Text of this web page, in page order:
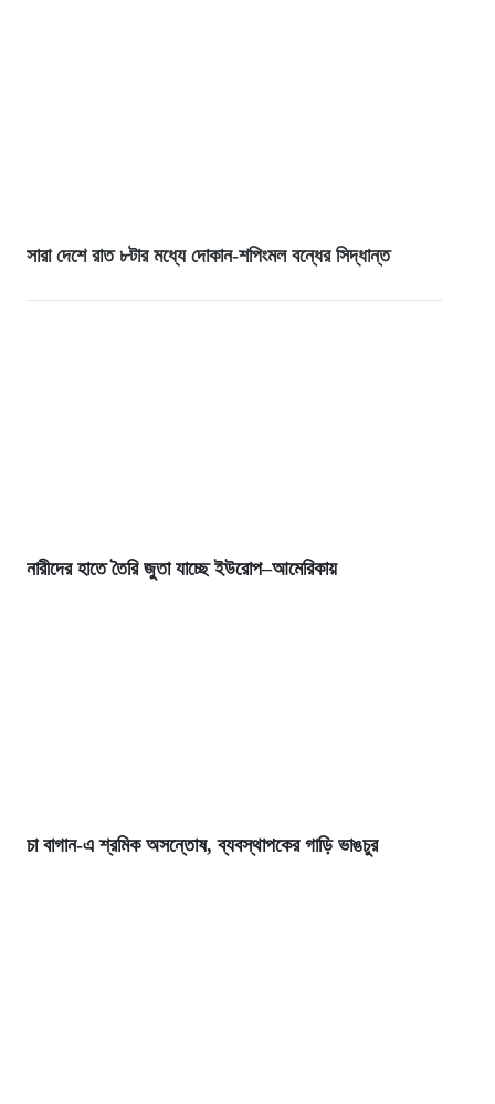
সারা দেশে রাত ৮টার মধ্যে দোকান-শপিংমল বন্ধের সিদ্ধান্ত
নারীদের হাতে তৈরি জুতা যাচ্ছে ইউরোপ–আমেরিকায়
চা বাগান-এ শ্রমিক অসন্তোষ, ব্যবস্থাপকের গাড়ি ভাঙচুর